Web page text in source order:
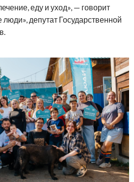
еду и уход», — говорит
депутат Государственной